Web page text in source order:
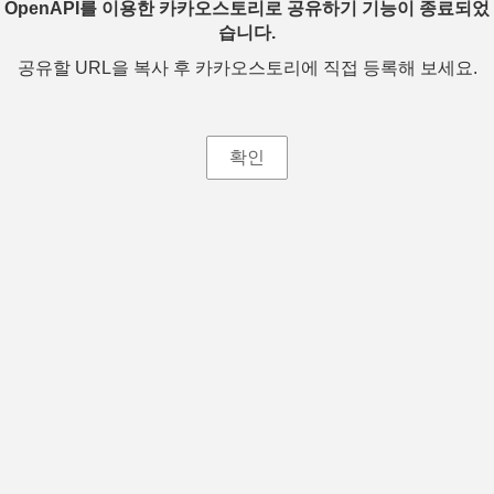
OpenAPI를 이용한 카카오스토리로 공유하기 기능이 종료되었
습니다.
공유할 URL을 복사 후 카카오스토리에 직접 등록해 보세요.
확인